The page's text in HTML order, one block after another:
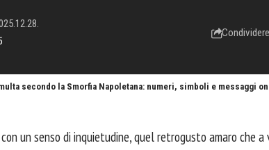
Condividere
secondo la Smorfia Napoletana: numeri, simboli e messaggi
un senso di inquietudine, quel retrogusto amaro che a